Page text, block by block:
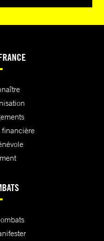
financière